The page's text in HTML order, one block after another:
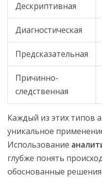
Дескриптивная
Диагностическая
Предсказательная
Причинно-
следственная
Каждый из этих типов
уникальное
Использование
глубже понять
обоснованные